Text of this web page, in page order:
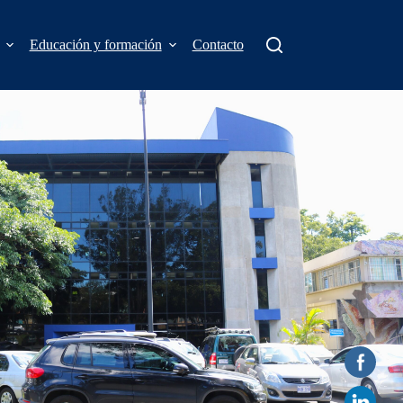
Educación y formación Contacto